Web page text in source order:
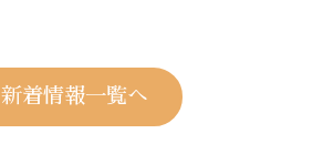
新着情報一覧へ